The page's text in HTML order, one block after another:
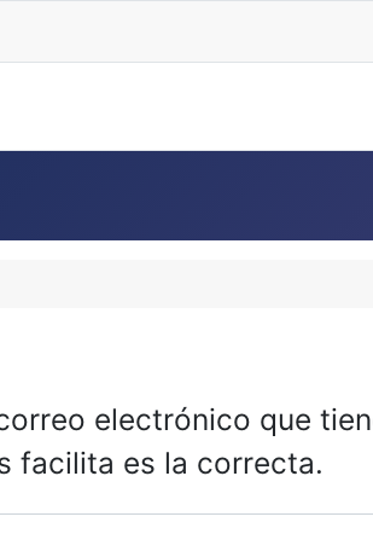
electrónico que
facilita es la correcta.